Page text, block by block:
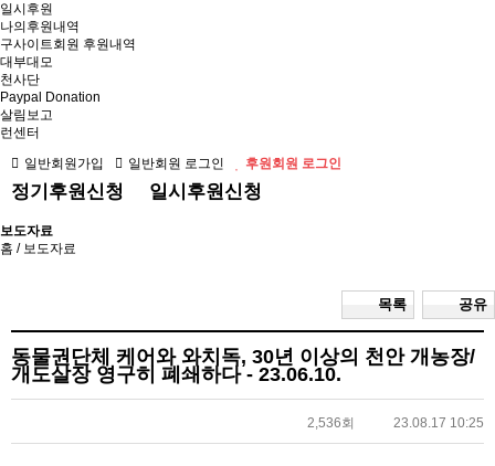
일시후원
나의후원내역
구사이트회원 후원내역
대부대모
천사단
Paypal Donation
살림보고
런센터
일반회원가입
일반회원 로그인 후원회원 로그인
정기후원신청 일시후원신청
보도자료
홈 / 보도자료
공유
목록
동물권단체 케어와 와치독, 30년 이상의 천안 개농장/
개도살장 영구히 폐쇄하다 - 23.06.10.
2,536회 23.08.17 10:25